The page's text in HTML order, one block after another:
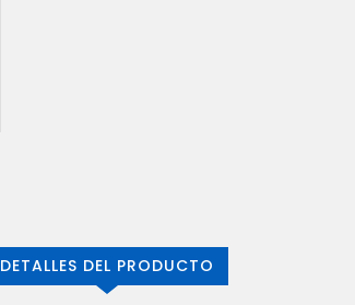
DETALLES DEL PRODUCTO